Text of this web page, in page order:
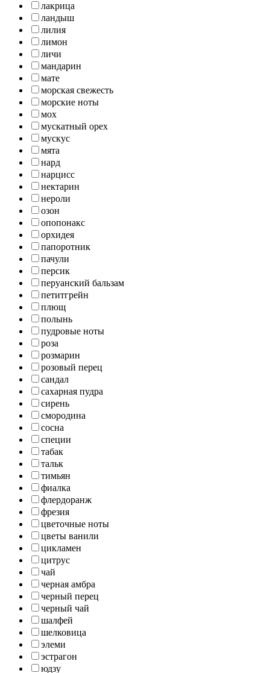
лакрица
ландыш
лилия
лимон
личи
мандарин
мате
морская свежесть
морские ноты
мох
мускатный орех
мускус
мята
нард
нарцисс
нектарин
нероли
озон
опопонакс
орхидея
папоротник
пачули
персик
перуанский бальзам
петитгрейн
плющ
полынь
пудровые ноты
роза
розмарин
розовый перец
сандал
сахарная пудра
сирень
смородина
сосна
специи
табак
тальк
тимьян
фиалка
флердоранж
фрезия
цветочные ноты
цветы ванили
цикламен
цитрус
чай
черная амбра
черный перец
черный чай
шалфей
шелковица
элеми
эстрагон
юдзу